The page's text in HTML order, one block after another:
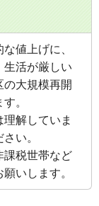
値上げに、
生活が厳しい
大規模再開
。
解していま
い。
税世帯など
いします。